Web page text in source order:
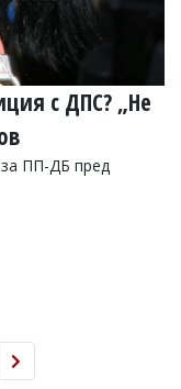
с ДПС? „Не
ПП-ДБ пред